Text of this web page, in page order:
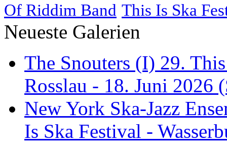
Of Riddim Band This Is Ska
Neueste Galerien
The Snouters (I) 29.
Rosslau - 18. Juni 2026
New York Ska-Jazz
Is Ska Festival -